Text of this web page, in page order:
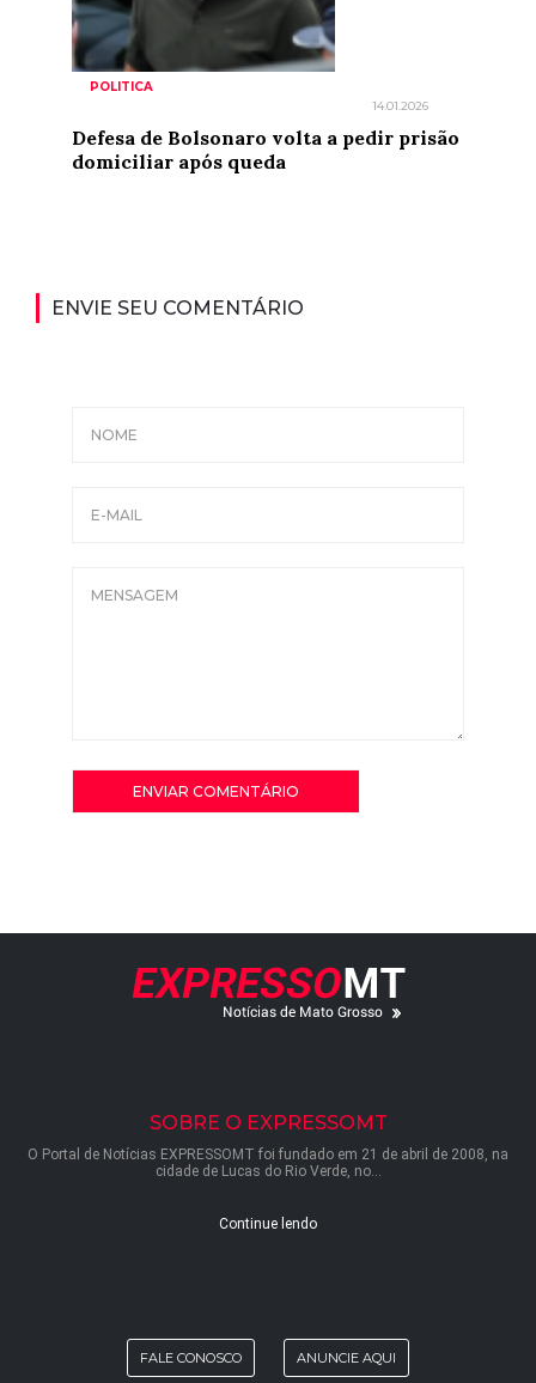
POLITICA
14.01.2026
Defesa de Bolsonaro volta a pedir prisão
domiciliar após queda
ENVIE SEU COMENTÁRIO
SOBRE O EXPRESSOMT
O Portal de Notícias EXPRESSOMT foi fundado em 21 de abril de 2008, na
cidade de Lucas do Rio Verde, no...
Continue lendo
FALE CONOSCO ANUNCIE AQUI